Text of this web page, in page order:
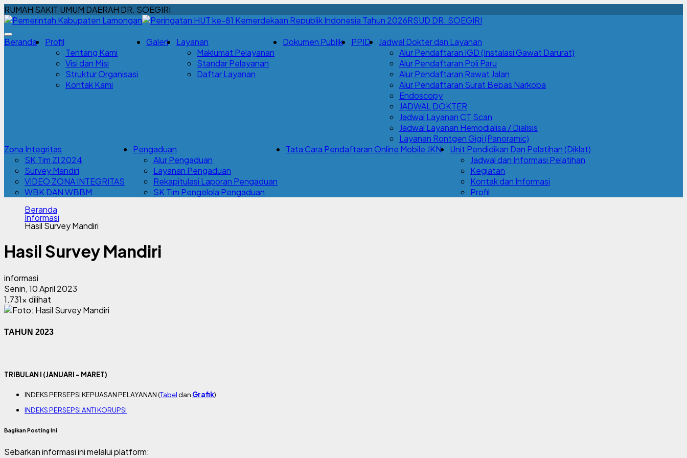
RUMAH SAKIT UMUM DAERAH DR. SOEGIRI
RSUD DR. SOEGIRI
Beranda
Profil
Tentang Kami
Visi dan Misi
Struktur Organisasi
Kontak Kami
Galeri
Layanan
Maklumat Pelayanan
Standar Pelayanan
Daftar Layanan
Dokumen Publik PPID
Jadwal Dokter dan Layanan
Alur Pendaftaran IGD (Instalasi Gawat Darurat)
Alur Pendaftaran Poli Paru
Alur Pendaftaran Rawat Jalan
Alur Pendaftaran Surat Bebas Narkoba
Endoscopy
JADWAL DOKTER
Jadwal Layanan CT Scan
Jadwal Layanan Hemodialisa / Dialisis
Layanan Rontgen Gigi (Panoramic)
Zona Integritas
SK Tim ZI 2024
Survey Mandiri
VIDEO ZONA INTEGRITAS
WBK DAN WBBM
Pengaduan
Alur Pengaduan
Layanan Pengaduan
Rekapitulasi Laporan Pengaduan
SK Tim Pengelola Pengaduan
Tata Cara Pendaftaran Online Mobile JKN
Unit Pendidikan Dan Pelatihan (Diklat)
Jadwal dan Informasi Pelatihan
Kegiatan
Kontak dan Informasi
Profil
Beranda
Informasi
Hasil Survey Mandiri
Hasil Survey Mandiri
informasi
Senin, 10 April 2023
1.731x dilihat
TAHUN 2023
TRIBULAN I (JANUARI - MARET)
INDEKS PERSEPSI KEPUASAN PELAYANAN (Tabeldan Grafik)
INDEKS PERSEPSI ANTI KORUPSI
Bagikan Posting Ini
Sebarkan informasi ini melalui platform: